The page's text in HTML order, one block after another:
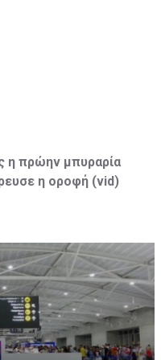
η πρώην μπυραρία
η οροφή (vid)